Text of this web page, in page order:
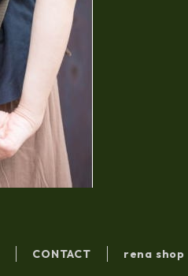
CONTACT rena